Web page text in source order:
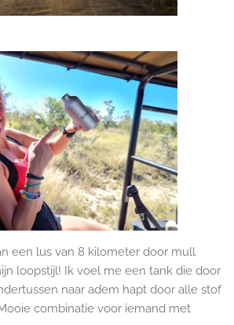
een lus van 8 kilometer door mull
loopstijl! Ik voel me een tank die door
naar adem hapt door alle stof
combinatie voor iemand met